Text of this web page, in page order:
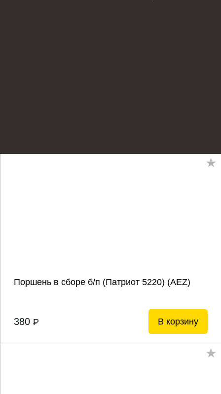
Поршень в сборе б/п (Патриот 5220) (AEZ)
380 P В корзину